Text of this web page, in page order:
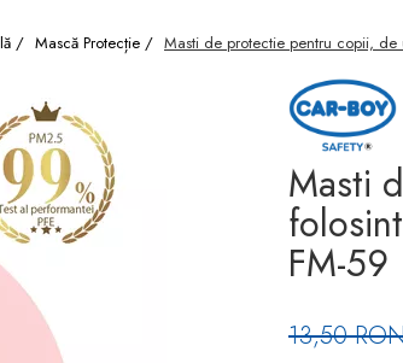
/ Mască Protecție / Masti de protectie pentru copii,
Masti
FM-59
13,50